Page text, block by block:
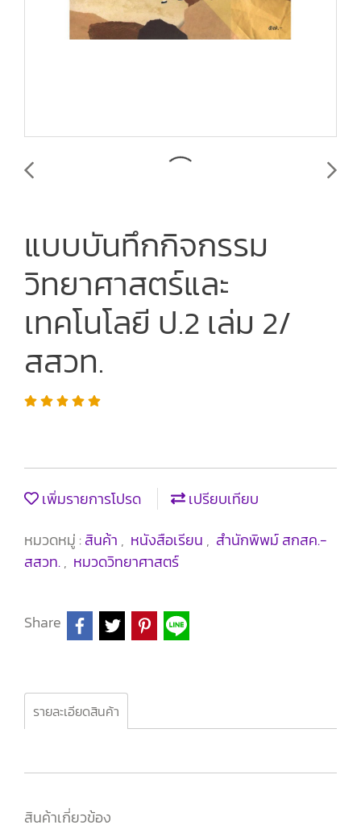
แบบบันทึกกิจกรรม
วิทยาศาสตร์และ
เทคโนโลยี ป.2 เล่ม 2/
สสวท.
เพิ่มรายการโปรด
เปรียบเทียบ
หมวดหมู่ :สินค้า , หนังสือเรียน , สำนักพิพม์ สกสค.-
สสวท., หมวดวิทยาศาสตร์
Share
รายละเอียดสินค้า
สินค้าเกี่ยวข้อง